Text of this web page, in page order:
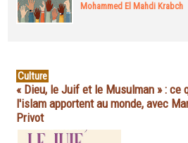
Mohammed El Mahdi Krabch
Culture
« Dieu, le Juif et le Musulman » : ce
l'islam apportent au monde, avec
Privot